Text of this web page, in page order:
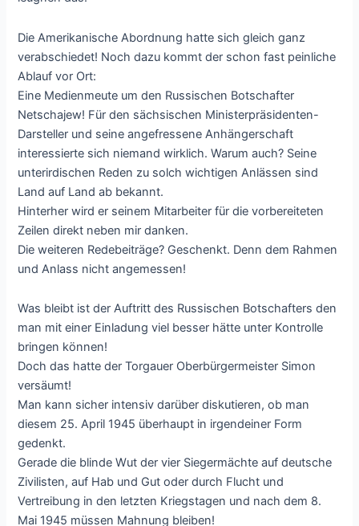
Die Amerikanische Abordnung hatte sich gleich ganz
verabschiedet! Noch dazu kommt der schon fast peinliche
Ablauf vor Ort:
Eine Medienmeute um den Russischen Botschafter
Netschajew! Für den sächsischen Ministerpräsidenten-
Darsteller und seine angefressene Anhängerschaft
interessierte sich niemand wirklich. Warum auch? Seine
unterirdischen Reden zu solch wichtigen Anlässen sind
Land auf Land ab bekannt.
Hinterher wird er seinem Mitarbeiter für die vorbereiteten
Zeilen direkt neben mir danken.
Die weiteren Redebeiträge? Geschenkt. Denn dem Rahmen
und Anlass nicht angemessen!
Was bleibt ist der Auftritt des Russischen Botschafters den
man mit einer Einladung viel besser hätte unter Kontrolle
bringen können!
Doch das hatte der Torgauer Oberbürgermeister Simon
versäumt!
Man kann sicher intensiv darüber diskutieren, ob man
diesem 25. April 1945 überhaupt in irgendeiner Form
gedenkt.
Gerade die blinde Wut der vier Siegermächte auf deutsche
Zivilisten, auf Hab und Gut oder durch Flucht und
Vertreibung in den letzten Kriegstagen und nach dem 8.
Mai 1945 müssen Mahnung bleiben!